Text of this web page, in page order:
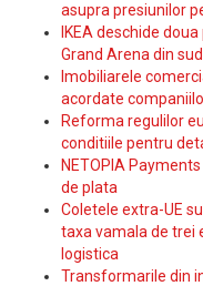
asupra presiunilor
IKEA deschide
Grand Arena din
Imobiliarele
acordate
Reforma regulilor
conditiile pentru
NETOPIA
de plata
Coletele extra-UE
taxa vamala de trei
logistica
Transformarile din